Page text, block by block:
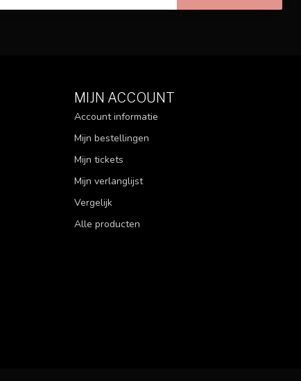
MIJN ACCOUNT
Account informatie
Mijn bestellingen
Mijn tickets
Mijn verlanglijst
Vergelijk
Alle producten